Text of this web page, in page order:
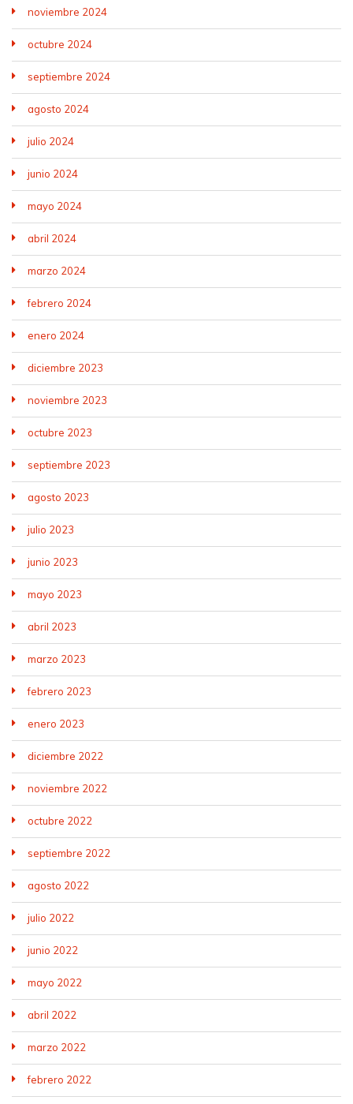
noviembre 2024
octubre 2024
septiembre 2024
agosto 2024
julio 2024
junio 2024
mayo 2024
abril 2024
marzo 2024
febrero 2024
enero 2024
diciembre 2023
noviembre 2023
octubre 2023
septiembre 2023
agosto 2023
julio 2023
junio 2023
mayo 2023
abril 2023
marzo 2023
febrero 2023
enero 2023
diciembre 2022
noviembre 2022
octubre 2022
septiembre 2022
agosto 2022
julio 2022
junio 2022
mayo 2022
abril 2022
marzo 2022
febrero 2022